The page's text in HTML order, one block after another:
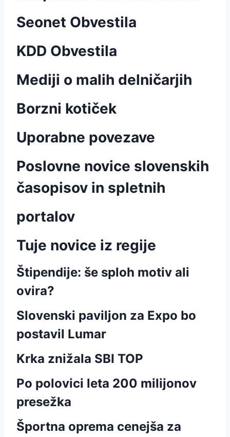
Seonet Obvestila
KDD Obvestila
Mediji o malih delničarjih
Borzni kotiček
Uporabne povezave
Poslovne novice slovenskih
časopisov in spletnih
portalov
Tuje novice iz regije
Štipendije: še sploh motiv ali
ovira?
Slovenski paviljon za Expo bo
postavil Lumar
Krka znižala SBI TOP
Po polovici leta 200 milijonov
presežka
Športna oprema cenejša za